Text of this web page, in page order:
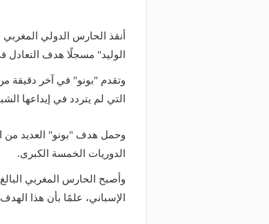
أنقذ الحارس الدولي
الوليد" مسجلًا هدف التعادل
وتقدم "بونو" في آخر دقيقة
التي لم يتردد في إيداعها
وحمل هدف "بونو" العديد من
الدوريات الخمسة الكبرى.
الإسباني، علمًا بأن هذا